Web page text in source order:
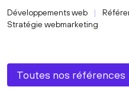
Développements web
Stratégie webmarketing
Toutes nos références